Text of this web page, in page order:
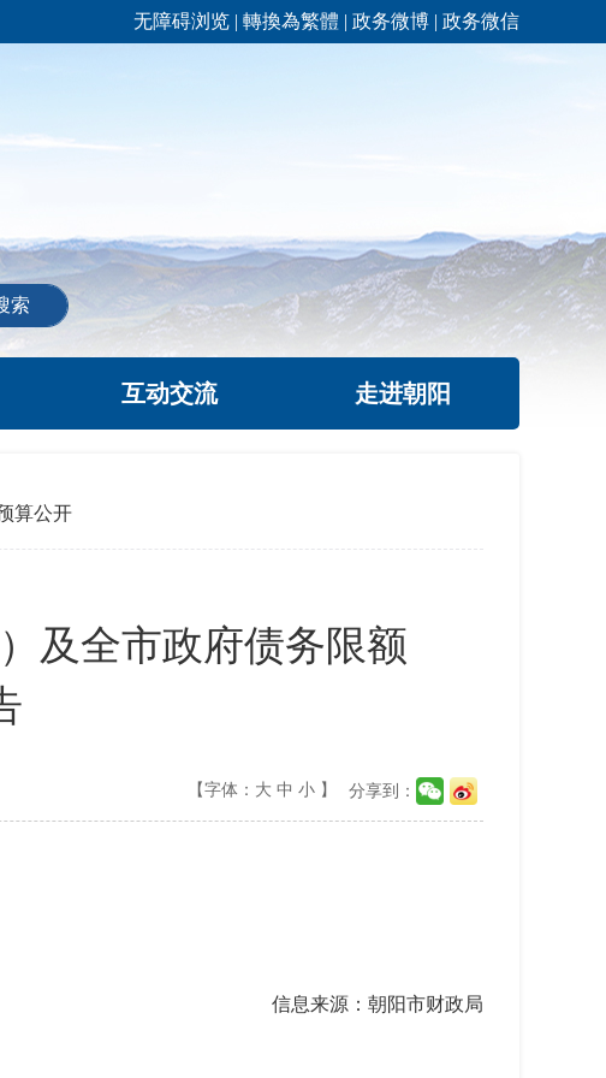
无障碍浏览 | 轉換為繁體 | 政务微博 | 政务微信
索
互动交流 走进朝阳
算公开
及全市政府债务限额
【字体： 大 中 小 】 分享到：
信息来源：朝阳市财政局